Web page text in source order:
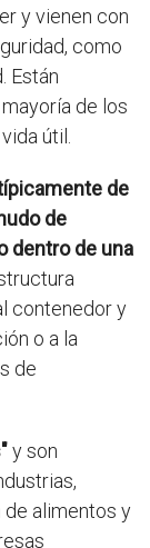
y vienen con
como
Están
de los
útil.
de
de
dentro de una
contenedor y
o a la
de
y son
de alimentos y